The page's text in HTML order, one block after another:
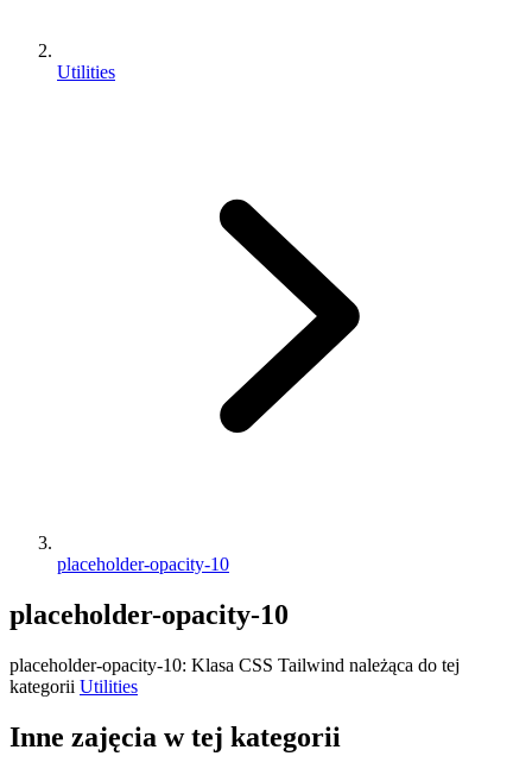
Utilities
placeholder-opacity-10
placeholder-opacity-10
placeholder-opacity-10: Klasa CSS Tailwind należąca do tej
kategorii Utilities
Inne zajęcia w tej kategorii